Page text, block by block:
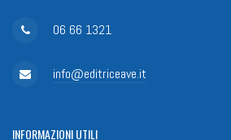
06 66 1321
info@editriceave.it
INFORMAZIONIUTILI